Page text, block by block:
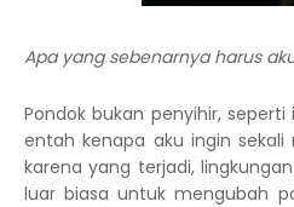
Apa yang sebenarnya harus
Pondok bukan penyihir,
entah kenapa aku ingin
karena yang terjadi,
luar biasa untuk mengubah